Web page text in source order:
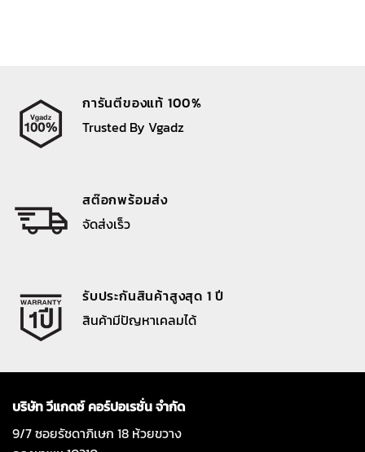
การันตีของแท้ 100%
Trusted By Vgadz
สต๊อกพร้อมส่ง
จัดส่งเร็ว
รับประกันสินค้าสูงสุด 1 ปี
สินค้ามีปัญหาเคลมได้
บริษัท วีแกดซ์ คอร์ปอเรชั่น จำกัด
9/7 ซอยรัชดาภิเษก 18 ห้วยขวาง